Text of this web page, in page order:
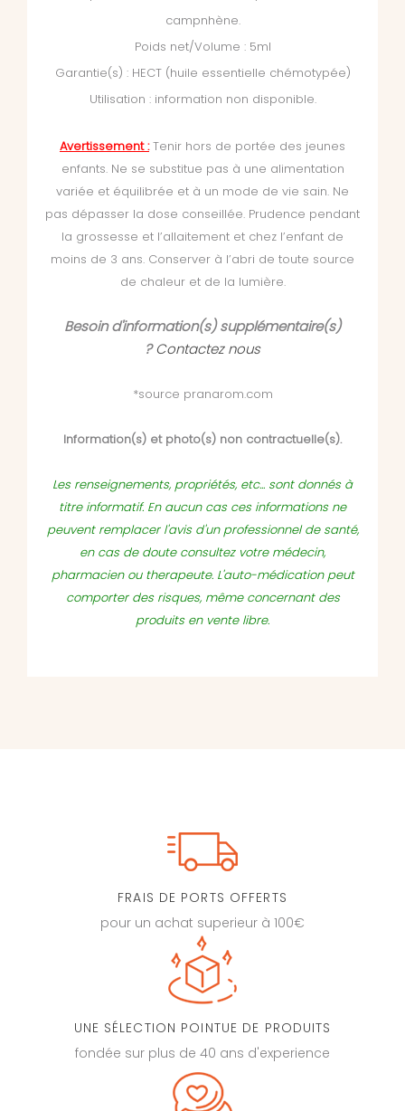
campnhène.
Poids net/Volume : 5ml
Garantie(s) : HECT (huile essentielle chémotypée)
Utilisation : information non disponible.
Avertissement : Tenir hors de portée des jeunes
enfants. Ne se substitue pas à une alimentation
variée et équilibrée et à un mode de vie sain. Ne
pas dépasser la dose conseillée. Prudence pendant
la grossesse et l’allaitement et chez l’enfant de
moins de 3 ans. Conserver à l’abri de toute source
de chaleur et de la lumière.
Besoin d'information(s) supplémentaire(s)
?Contactez nous
*source pranarom.com
Information(s) et photo(s) non contractuelle(s).
Les renseignements, propriétés, etc... sont donnés à
titre informatif. En aucun cas ces informations ne
peuvent remplacer l'avis d'un professionnel de santé,
en cas de doute consultez votre médecin,
pharmacien ou therapeute. L'auto-médication peut
comporter des risques, même concernant des
produits en vente libre.
FRAIS DE PORTS OFFERTS
pour un achat superieur à 100€
UNE SÉLECTION POINTUE DE PRODUITS
fondée sur plus de 40 ans d'experience